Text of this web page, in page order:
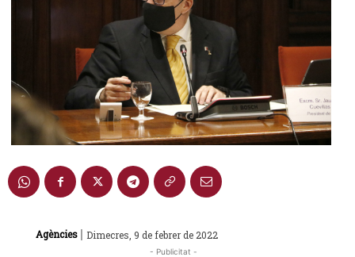
Agències | Dimecres, 9 de febrer de 2022
- Publicitat -